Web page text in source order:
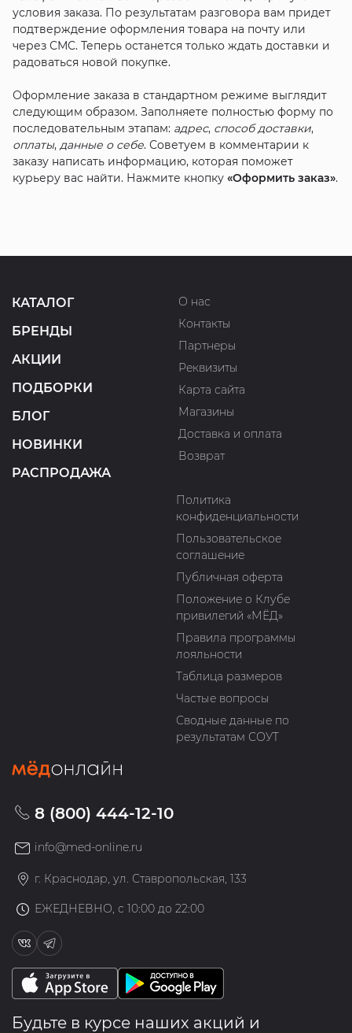
условия заказа. По результатам разговора вам придет
подтверждение оформления товара на почту или
через СМС. Теперь останется только ждать доставки и
радоваться новой покупке.
Оформление заказа в стандартном режиме выглядит
следующим образом. Заполняете полностью форму по
последовательным этапам: адрес, способ доставки,
оплаты, данные о себе. Советуем в комментарии к
заказу написать информацию, которая поможет
курьеру вас найти. Нажмите кнопку «Оформить заказ».
КАТАЛОГ
БРЕНДЫ
АКЦИИ
ПОДБОРКИ
БЛОГ
НОВИНКИ
РАСПРОДАЖА
О нас
Контакты
Партнеры
Реквизиты
Карта сайта
Магазины
Доставка и оплата
Возврат
Политика
конфиденциальности
Пользовательское
соглашение
Публичная оферта
Положение о Клубе
привилегий «МЁД»
Правила программы
лояльности
Таблица размеров
Частые вопросы
Сводные данные по
результатам СОУТ
8 (800) 444-12-10
info@med-online.ru
г. Краснодар, ул. Ставропольская, 133
ЕЖЕДНЕВНО, с 10:00 до 22:00
Будьте в курсе наших акций и